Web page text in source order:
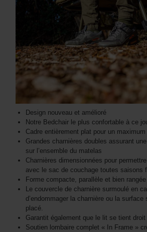
Design nouveau et amélioré
Notre Bedchair le plus confortable à ce
Cadre entièrement plat pour un
Grandes charnières doubles assurant
sur l’ensemble du matelas
Charnières dimensionnées pour
avec le sac de couchage toutes saisons
Forme compacte, parallèle et bien
Le couvercle de charnière surmoulé en
d’endommager la charnière ou la
placé.
Garantit également que le lit se tient droit
Soutien lombaire complet « In Frame »